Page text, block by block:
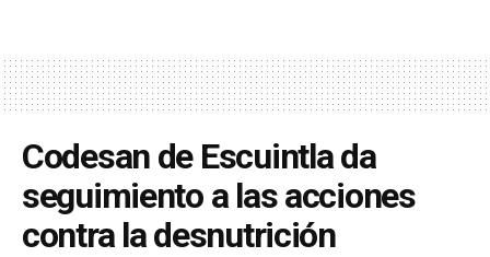
Codesan de Escuintla da
seguimiento a las acciones
contra la desnutrición